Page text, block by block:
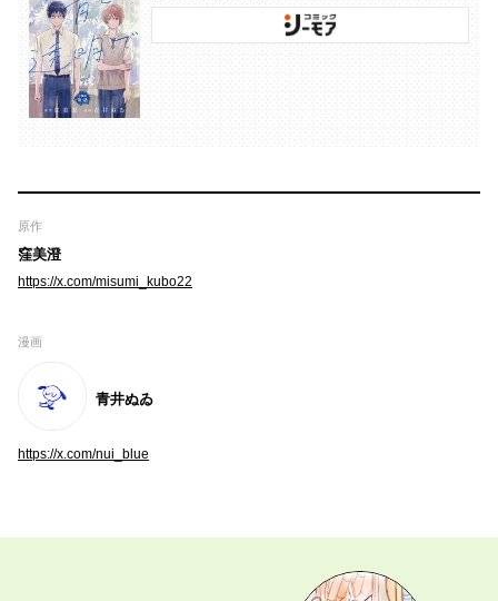
原作
窪美澄
https://x.com/misumi_kubo22
漫画
青井ぬゐ
https://x.com/nui_blue